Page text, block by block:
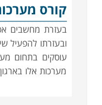
קורס
בעזרת מחשבים
ובעזרתו להפעיל
עוסקים בתחום
מערכות אלו